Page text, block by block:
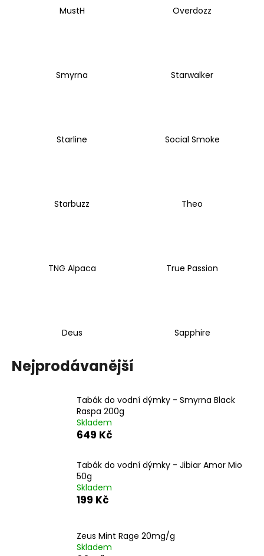
MustH Overdozz
Smyrna Starwalker
Starline Social Smoke
Starbuzz Theo
TNG Alpaca True Passion
Deus Sapphire
Nejprodávanější
Tabák do vodní dýmky - Smyrna Black
Raspa 200g
Skladem
649 Kč
Tabák do vodní dýmky - Jibiar Amor Mio
50g
Skladem
199 Kč
Zeus Mint Rage 20mg/g
Skladem